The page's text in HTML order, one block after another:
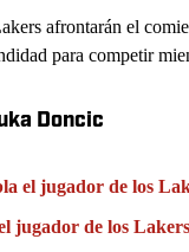
afrontarán el
para competir
Doncic
el jugador de los
jugador de los